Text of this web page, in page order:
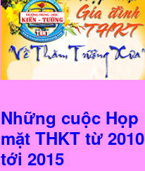
Những cuộc Họp
mặt THKT từ 2010
tới 2015